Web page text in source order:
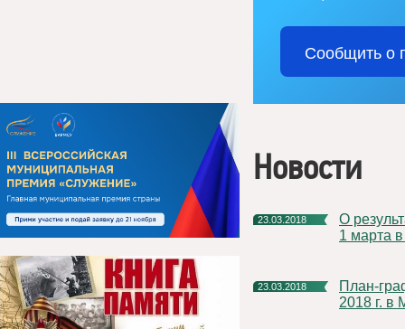
Сообщить о
Новости
23.03.2018
О результатах единого «Дня консультаций», который прошел
1 марта
23.03.2018
План-график акции «День открытых дверей» с 1 по 30 апреля
2018 г. в